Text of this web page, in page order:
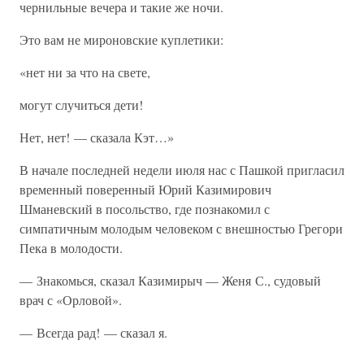
чернильные вечера и такие же ночи.
Это вам не мироновские куплетики:
«нет ни за что на свете,
могут случиться дети!
Нет, нет! — сказала Кэт…»
В начале последней недели июля нас с Пашкой пригласил
временный поверенный Юрий Казимирович
Шманевский в посольство, где познакомил с
симпатичным молодым человеком с внешностью Грегори
Пека в молодости.
— Знакомься, сказал Казимирыч — Женя С., судовый
врач с «Орловой».
— Всегда рад! — сказал я.